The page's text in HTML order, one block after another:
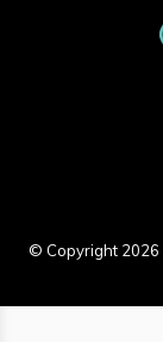
© Copyright 2026